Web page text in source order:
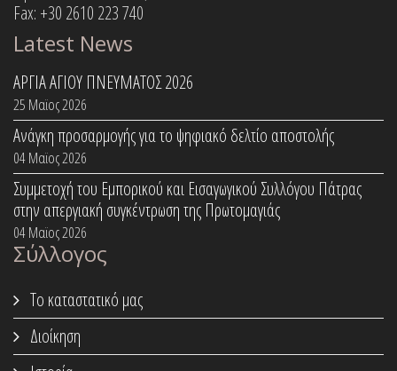
Fax: +30 2610 223 740
Latest News
ΑΡΓΙΑ ΑΓΙΟΥ ΠΝΕΥΜΑΤΟΣ 2026
25 Μαϊος 2026
Ανάγκη προσαρμογής για το ψηφιακό δελτίο αποστολής
04 Μαϊος 2026
Συμμετοχή του Εμπορικού και Εισαγωγικού Συλλόγου Πάτρας
στην απεργιακή συγκέντρωση της Πρωτομαγιάς
04 Μαϊος 2026
Σύλλογος
Το καταστατικό μας
Διοίκηση